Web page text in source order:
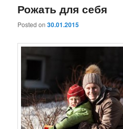
Рожать для себя
Posted on30.01.2015